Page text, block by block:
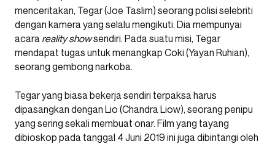
menceritakan, Tegar (Joe Taslim) seorang polisi selebriti
dengan kamera yang selalu mengikuti. Dia mempunyai
acara reality showsendiri. Pada suatu misi, Tegar
mendapat tugas untuk menangkap Coki (Yayan Ruhian),
seorang gembong narkoba.
Tegar yang biasa bekerja sendiri terpaksa harus
dipasangkan dengan Lio (Chandra Liow), seorang penipu
yang sering sekali membuat onar. Film yang tayang
dibioskop pada tanggal 4 Juni 2019 ini juga dibintangi oleh